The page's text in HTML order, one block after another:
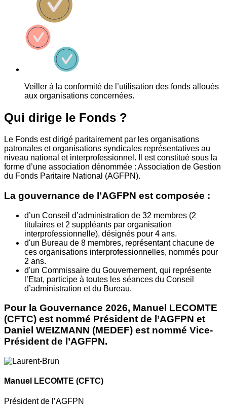
Veiller à la conformité de l’utilisation des fonds alloués
aux organisations concernées.
Qui dirige le Fonds ?
Le Fonds est dirigé paritairement par les organisations
patronales et organisations syndicales représentatives au
niveau national et interprofessionnel. Il est constitué sous la
forme d’une association dénommée : Association de Gestion
du Fonds Paritaire National (AGFPN).
La gouvernance de l’AGFPN est composée :
d’un Conseil d’administration de 32 membres (2
titulaires et 2 suppléants par organisation
interprofessionnelle), désignés pour 4 ans.
d'un Bureau de 8 membres, représentant chacune de
ces organisations interprofessionnelles, nommés pour
2 ans.
d'un Commissaire du Gouvernement, qui représente
l’Etat, participe à toutes les séances du Conseil
d’administration et du Bureau.
Pour la Gouvernance 2026, Manuel LECOMTE
(CFTC) est nommé Président de l’AGFPN et
Daniel WEIZMANN (MEDEF) est nommé Vice-
Président de l’AGFPN.
Manuel LECOMTE (CFTC)
Président de l’AGFPN